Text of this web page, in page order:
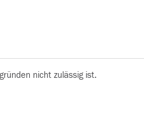
nicht zulässig ist.